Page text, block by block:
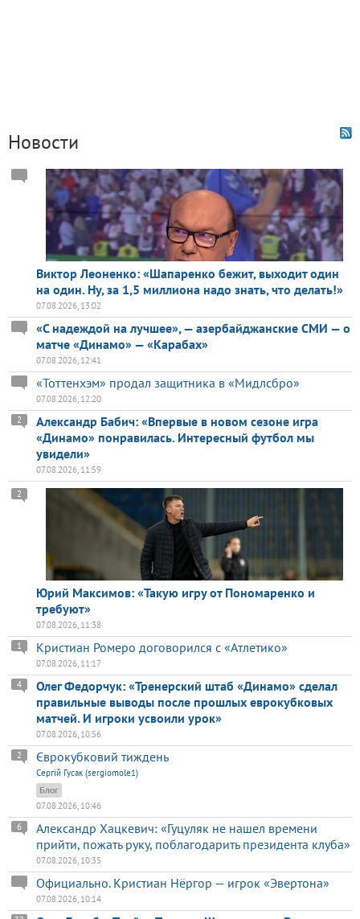
Новости
Виктор Леоненко: «Шапаренко бежит, выходит один
на один. Ну, за 1,5 миллиона надо знать, что делать!»
07.08.2026, 13:02
«С надеждой на лучшее», — азербайджанские СМИ — о
матче «Динамо» — «Карабах»
07.08.2026, 12:41
«Тоттенхэм» продал защитника в «Мидлсбро»
07.08.2026, 12:20
Александр Бабич: «Впервые в новом сезоне игра
«Динамо» понравилась. Интересный футбол мы
увидели»
2
07.08.2026, 11:59
Юрий Максимов: «Такую игру от Пономаренко и
требуют»
2
07.08.2026, 11:38
Кристиан Ромеро договорился с «Атлетико»
1
07.08.2026, 11:17
Олег Федорчук: «Тренерский штаб «Динамо» сделал
правильные выводы после прошлых еврокубковых
матчей. И игроки усвоили урок»
4
07.08.2026, 10:56
Єврокубковий тиждень
2
Сергій Гусак (sergiomole1)
Блог
07.08.2026, 10:46
Александр Хацкевич: «Гуцуляк не нашел времени
прийти, пожать руку, поблагодарить президента клуба»
6
07.08.2026, 10:35
Официально. Кристиан Нёргор — игрок «Эвертона»
07.08.2026, 10:14